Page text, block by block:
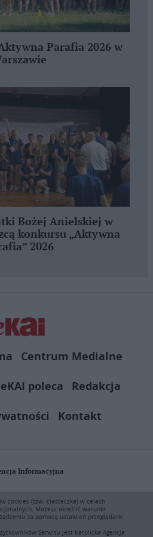
Parafia 2026 w
Bożej Anielskiej w
konkursu „Aktywna
2026
Centrum Medialne
eKAI poleca
Redakcja
Kontakt
Informacyjna
serwisu. Użytkownicy mogą pobierać
serwisu internetowego www.ekai.pl
Publikacja, rozpowszechnianie
cookies (tzw. ciasteczka) w celach
Możesz określić warunki
za pomocą ustawień przeglądarki
Serwisu jest Katolicka Agencja